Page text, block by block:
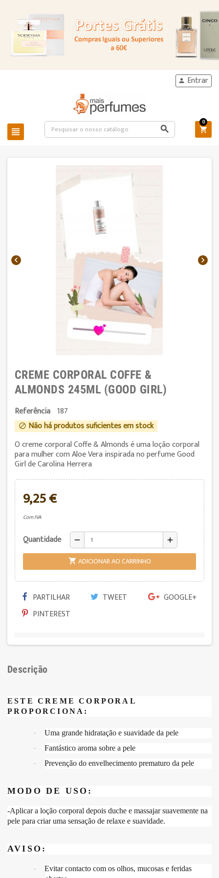
 
 Entrar

0
 
CREME CORPORAL COFFE &
ALMONDS 245ML (GOOD GIRL)
Referência 187
 Não há produtos suficientes em stock
O creme corporal Coffe & Almonds é uma loção corporal
para mulher com Aloe Vera inspirada no perfume Good
Girl de Carolina Herrera
9,25 €
Com IVA
Quantidade remove add
 ADICIONAR AO CARRINHO
PARTILHAR TWEET
GOOGLE+
PINTEREST
Descrição
ESTE CREME CORPORAL
PROPORCIONA:
· Uma grande hidratação e suavidade da pele
· Fantástico aroma sobre a pele
· Prevenção do envelhecimento prematuro da pele
MODO DE USO:
-Aplicar a loção corporal depois duche e massajar suavemente na
pele para criar uma sensação de relaxe e suavidade.
AVISO:
·
Evitar contacto com os olhos, mucosas e feridas